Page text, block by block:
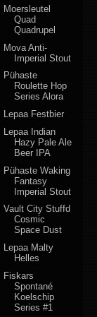
Moersleutel
Quad
Quadrupel
Mova Anti-
Imperial Stout
Pühaste
Roulette Hop
Series Alora
Lepaa Festbier
Lepaa Indian
Hazy Pale Ale
Beer IPA
Pühaste Waking
Fantasy
Imperial Stout
Vault City Stuffd
Cosmic
Space Dust
Lepaa Malty
Helles
Fiskars
Spontané
Koelschip
Series #1